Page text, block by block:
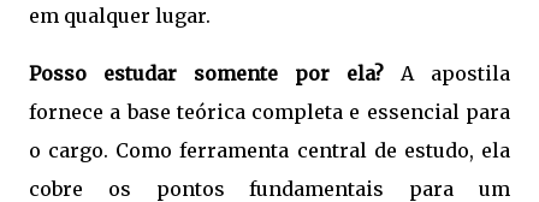
em qualquer lugar.
Posso estudar somente por ela? A apostila
fornece a base teórica completa e essencial para
o cargo. Como ferramenta central de estudo, ela
cobre os pontos fundamentais para um